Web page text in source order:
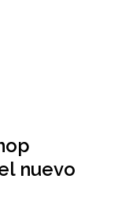
nuevo